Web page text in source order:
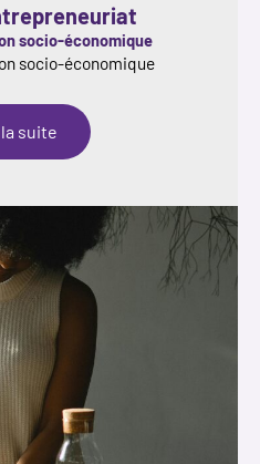
socio-économique
socio-économique
suite
Carrefour